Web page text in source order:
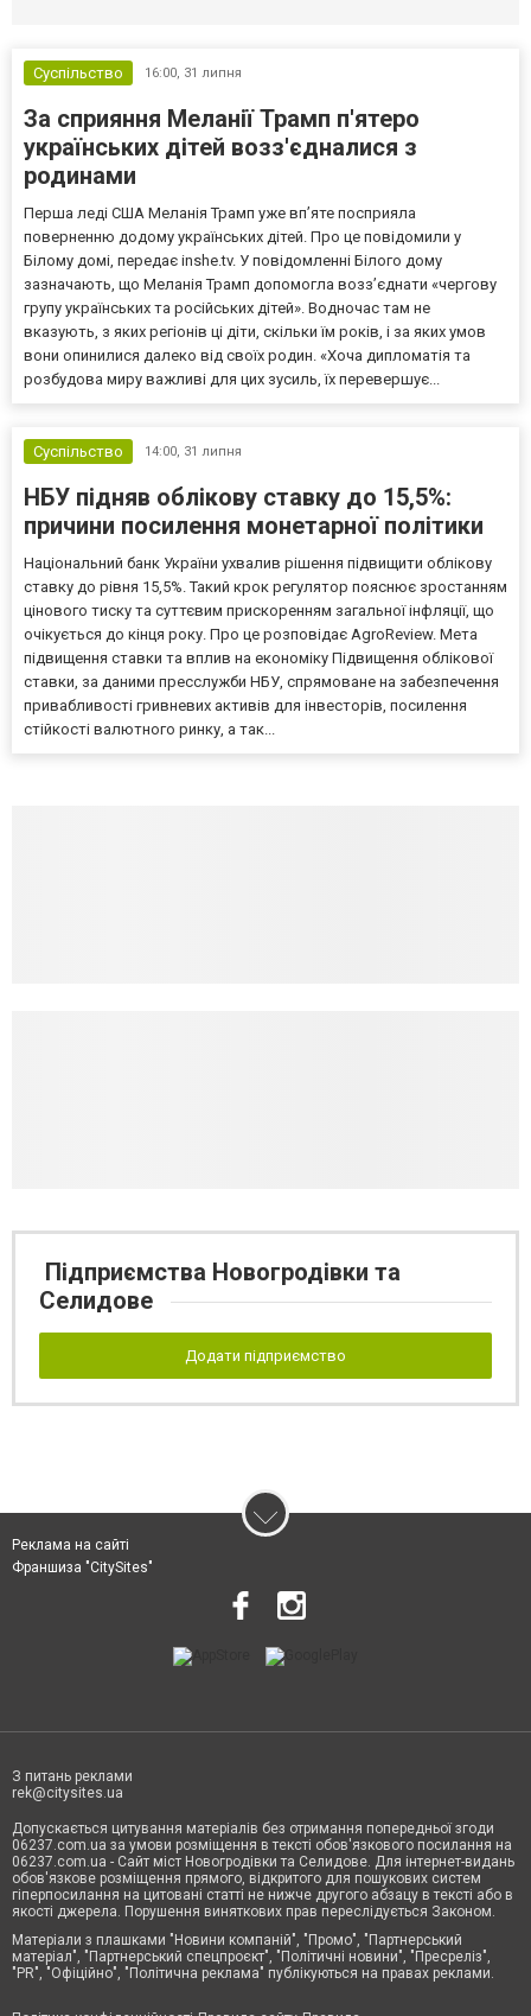
Суспільство 16:00, 31 липня
За сприяння Меланії Трамп п'ятеро
українських дітей возз'єдналися з
родинами
Перша леді США Меланія Трамп уже впʼяте посприяла
поверненню додому українських дітей. Про це повідомили у
Білому домі, передає inshe.tv. У повідомленні Білого дому
зазначають, що Меланія Трамп допомогла возз’єднати «чергову
групу українських та російських дітей». Водночас там не
вказують, з яких регіонів ці діти, скільки їм років, і за яких умов
вони опинилися далеко від своїх родин. «Хоча дипломатія та
розбудова миру важливі для цих зусиль, їх перевершує...
Суспільство 14:00, 31 липня
НБУ підняв облікову ставку до 15,5%:
причини посилення монетарної політики
Національний банк України ухвалив рішення підвищити облікову
ставку до рівня 15,5%. Такий крок регулятор пояснює зростанням
цінового тиску та суттєвим прискоренням загальної інфляції, що
очікується до кінця року. Про це розповідає AgroReview. Мета
підвищення ставки та вплив на економіку Підвищення облікової
ставки, за даними пресслужби НБУ, спрямоване на забезпечення
привабливості гривневих активів для інвесторів, посилення
стійкості валютного ринку, а так...
Підприємства Новогродівки та
Селидове
Додати підприємство
Реклама на сайті
Франшиза "CitySites"
З питань реклами
rek@citysites.ua
Допускається цитування матеріалів без отримання попередньої згоди
06237.com.ua за умови розміщення в тексті обов'язкового посилання на
06237.com.ua - Сайт міст Новогродівки та Селидове. Для інтернет-видань
обов'язкове розміщення прямого, відкритого для пошукових систем
гіперпосилання на цитовані статті не нижче другого абзацу в тексті або в
якості джерела. Порушення виняткових прав переслідується Законом.
Матеріали з плашками "Новини компаній", "Промо", "Партнерський
матеріал", "Партнерський спецпроєкт", "Політичні новини", "Пресреліз",
"PR", "Офіційно", "Політична реклама" публікуються на правах реклами.